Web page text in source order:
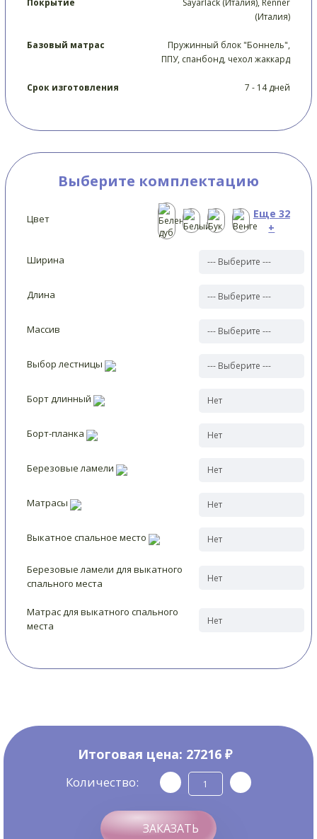
(Италия)
Базовый матрас
Пружинный блок "Боннель",
ППУ, спанбонд, чехол жаккард
Срок изготовления 7 - 14 дней
Выберите комплектацию
Цвет
Еще 32
+
Ширина
Длина
Массив
Выбор лестницы
Борт длинный
Борт-планка
Березовые ламели
Матрасы
Выкатное спальное место
Березовые ламели для выкатного
спального места
Матрас для выкатного спального
места
Итоговая цена: 27216 ₽
Количество:
ЗАКАЗАТЬ